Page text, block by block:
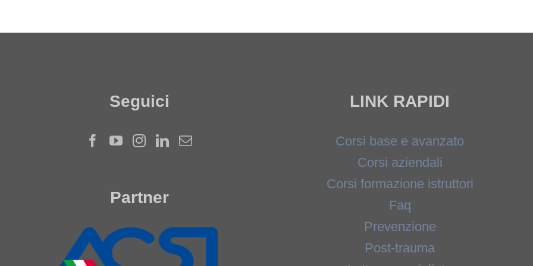
Seguici
Partner
LINK RAPIDI
Corsi base e avanzato
Corsi aziendali
Corsi formazione istruttori
Faq
Prevenzione
Post-trauma